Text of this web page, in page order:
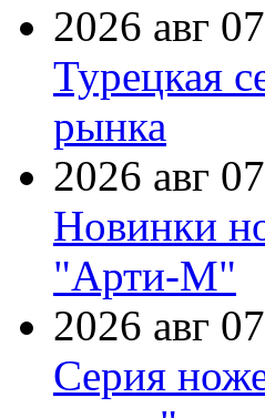
2026 авг 07
Турецкая
рынка
2026 авг 07
Новинки
"Арти-М"
2026 авг 07
Серия